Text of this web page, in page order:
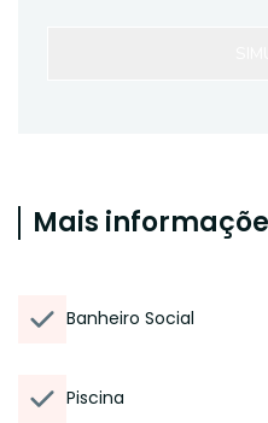
Mais
Banheiro Social
Piscina